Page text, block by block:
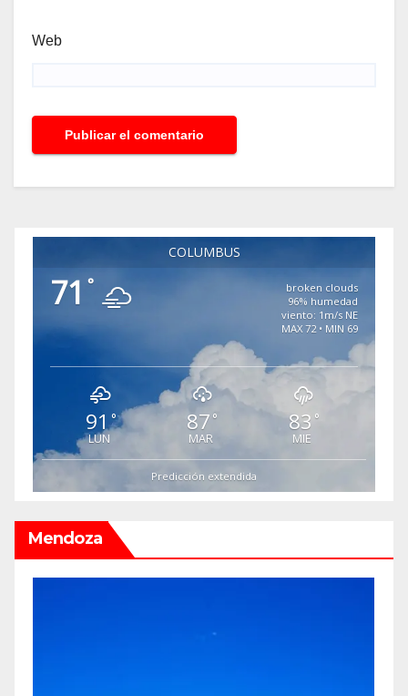
Web
COLUMBUS
71 °
broken clouds
96% humedad
viento: 1m/s NE
MAX 72 • MIN 69
91°
LUN
87 °
MAR
83 °
MIE
Predicción extendida
Mendoza